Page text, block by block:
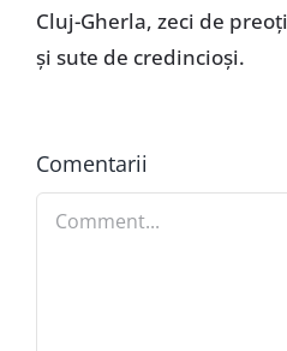
Cluj-Gherla, zeci de
şi sute de credincioşi.
Comentarii
Comment